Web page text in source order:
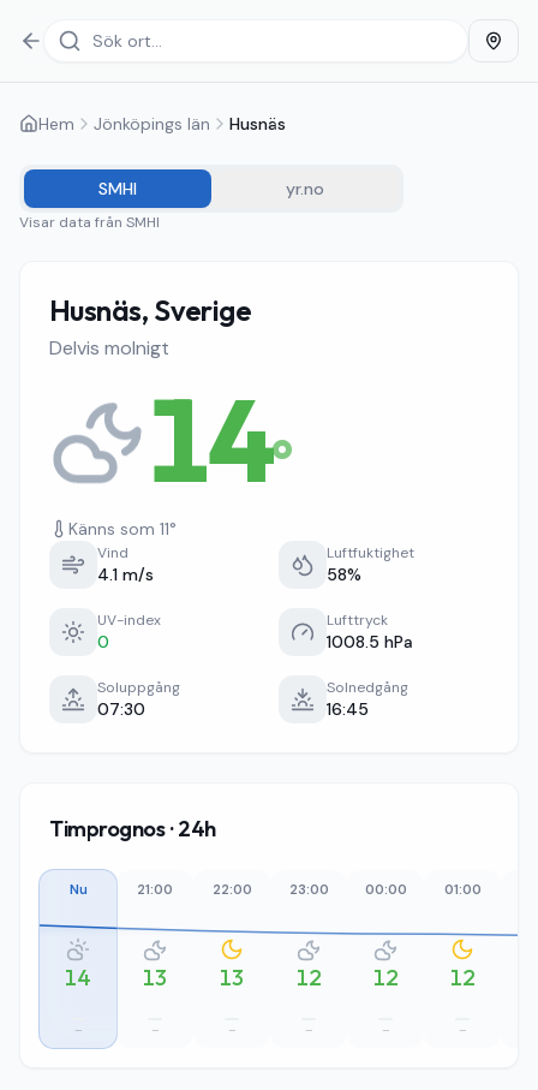
Hem Jönköpings län Husnäs
SMHI yr.no
Visar data från SMHI
Husnäs, Sverige
Delvis molnigt
14°
Känns som 11°
Vind
4.1 m/s
Luftfuktighet
58%
UV-index
0
Lufttryck
1008.5 hPa
Soluppgång
07:30
Solnedgång
16:45
Timprognos · 24h
Nu
14
–
21:00
13
–
22:00
13
–
23:00
12
–
00:00
12
–
01:00
12
–